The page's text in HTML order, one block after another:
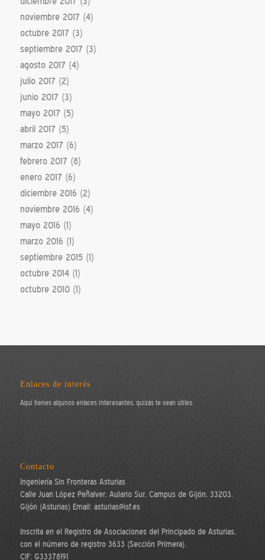
noviembre 2017 (4)
octubre 2017 (3)
septiembre 2017 (3)
agosto 2017 (4)
julio 2017 (2)
junio 2017 (3)
mayo 2017 (5)
abril 2017 (5)
marzo 2017 (6)
febrero 2017 (8)
enero 2017 (6)
diciembre 2016 (2)
noviembre 2016 (4)
mayo 2016 (1)
marzo 2016 (1)
septiembre 2015(1)
octubre 2014(1)
octubre 2010(1)
Enlaces de interés
Aquí tienes algunos enlaces interesantes, quizás te sean útiles.
Contacto
Ingeniería Sin Fronteras Asturias
Calle Juan López Peñalver, Aulario Sur, Campus de Gijón, 33203,
Gijón (Asturias) Email: asturias@isf.es
Inscrita en el Registro de Asociaciones del Principado de Asturias,
con el número de registro 3633 (Sección Primera).
CIF: G33378191